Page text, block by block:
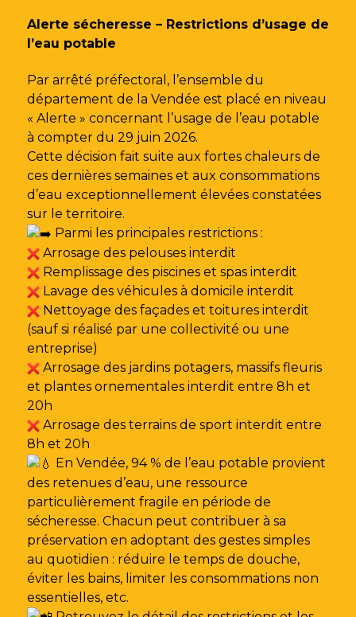
Alerte sécheresse – Restrictions d’usage de
l’eau potable
Par arrêté préfectoral, l’ensemble du
département de la Vendée est placé en niveau
« Alerte » concernant l’usage de l’eau potable
à compter du 29 juin 2026.
Cette décision fait suite aux fortes chaleurs de
ces dernières semaines et aux consommations
d’eau exceptionnellement élevées constatées
sur le territoire.
Parmi les principales restrictions :
Arrosage des pelouses interdit
Remplissage des piscines et spas interdit
Lavage des véhicules à domicile interdit
Nettoyage des façades et toitures interdit
(sauf si réalisé par une collectivité ou une
entreprise)
Arrosage des jardins potagers, massifs fleuris
et plantes ornementales interdit entre 8h et
20h
Arrosage des terrains de sport interdit entre
8h et 20h
En Vendée, 94 % de l’eau potable provient
des retenues d’eau, une ressource
particulièrement fragile en période de
sécheresse. Chacun peut contribuer à sa
préservation en adoptant des gestes simples
au quotidien : réduire le temps de douche,
éviter les bains, limiter les consommations non
essentielles, etc.